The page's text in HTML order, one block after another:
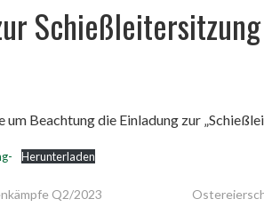
Schießleitersitzung
Beachtung die Einladung zur
Herunterladen
Q2/2023